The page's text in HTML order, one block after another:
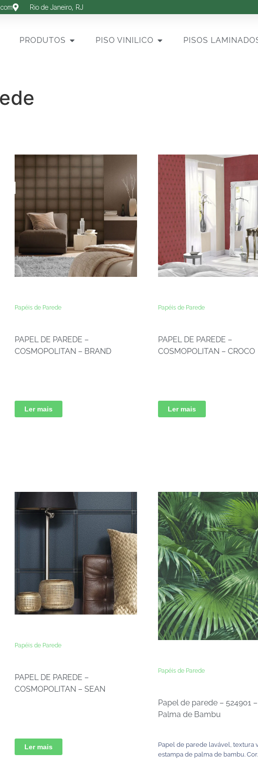
Rio de Janeiro, RJ
PRODUTOS PISO VINILICO PISOS
Papéis de Parede
PAPEL DE PAREDE –
COSMOPOLITAN – BRAND
Ler mais
Papéis de Parede
PAPEL DE PAREDE –
COSMOPOLITAN – CROCO
Ler mais
Papéis de Parede
PAPEL DE PAREDE –
COSMOPOLITAN – SEAN
Ler mais
Papéis de Parede
Papel de parede – 524901 –
Palma de Bambu
Papel de parede lavável, textura
estampa de palma de bambu.